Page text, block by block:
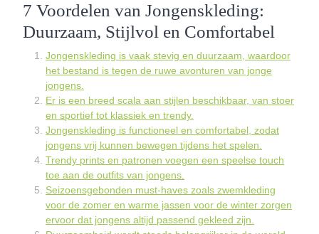
7 Voordelen van Jongenskleding:
Duurzaam, Stijlvol en Comfortabel
Jongenskleding is vaak stevig en duurzaam, waardoor
het bestand is tegen de ruwe avonturen van jonge
jongens.
Er is een breed scala aan stijlen beschikbaar, van stoer
en sportief tot klassiek en trendy.
Jongenskleding is functioneel en comfortabel, zodat
jongens vrij kunnen bewegen tijdens het spelen.
Trendy prints en patronen voegen een speelse touch
toe aan de outfits van jongens.
Seizoensgebonden must-haves zoals zwemkleding
voor de zomer en warme jassen voor de winter zorgen
ervoor dat jongens altijd passend gekleed zijn.